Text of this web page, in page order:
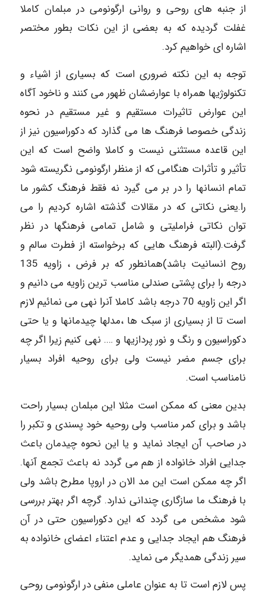
از جنبه های روحی و روانی ارگونومی در مبلمان کاملا
غفلت گردیده که به بعضی از این نکات بطور مختصر
اشاره ای خواهیم کرد.
توجه به این نکته ضروری است که بسیاری از اشیاء و
تکنولوژیها همراه با عوارضشان ظهور می کنند و ناخود آگاه
این عوارض تاثیرات مستقیم و غیر مستقیم در نحوه
زندگی خصوصا فرهنگ ها می گذارد که دکوراسیون نیز از
این قاعده مستثنی نیست و کاملا واضح است که این
تأثیر و تأثرات هنگامی که از منظر ارگونومی نگریسته شود
تمام انسانها را در بر می گیرد نه فقط فرهنگ کشور ما
را.یعنی نکاتی که در مقالات گذشته اشاره کردیم را می
توان نکاتی فراملیتی و شامل تمامی فرهنگها در نظر
گرفت.(البته فرهنگ هایی که برخواسته از فطرت سالم و
روح انسانیت باشد)همانطور که بر فرض ، زاویه 135
درجه را برای پشتی صندلی مناسب ترین زاویه می دانیم و
اگر این زاویه 70 درجه باشد کاملا آنرا نهی می نمائیم لازم
است تا از بسیاری از سبک ها ،مدلها چیدمانها و یا حتی
دکوراسیون و رنگ و نور پردازیها و …. نهی کنیم زیرا اگر چه
برای جسم مضر نیست ولی برای روحیه افراد بسیار
نامناسب است.
بدین معنی که ممکن است مثلا این مبلمان بسیار راحت
باشد و برای کمر مناسب ولی روحیه خود پسندی و تکبر را
در صاحب آن ایجاد نماید و یا این نحوه چیدمان باعث
جدایی افراد خانواده از هم می گردد نه باعث تجمع آنها.
اگر چه ممکن است این مد الان در اروپا مطرح باشد ولی
با فرهنگ ما سازگاری چندانی ندارد. گرچه اگر بهتر بررسی
شود مشخص می گردد که این دکوراسیون حتی در آن
فرهنگ هم ایجاد جدایی و عدم اعتناء اعضای خانواده به
سیر زندگی همدیگر می نماید.
پس لازم است تا به عنوان عاملی منفی در ارگونومی روحی